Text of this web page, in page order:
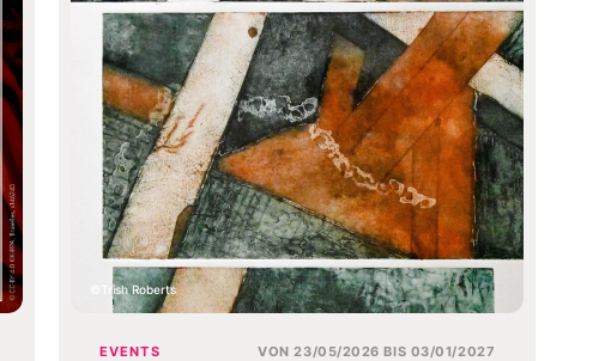
Trish Roberts
EVENTS VON 23/05/2026 BIS 03/01/2027